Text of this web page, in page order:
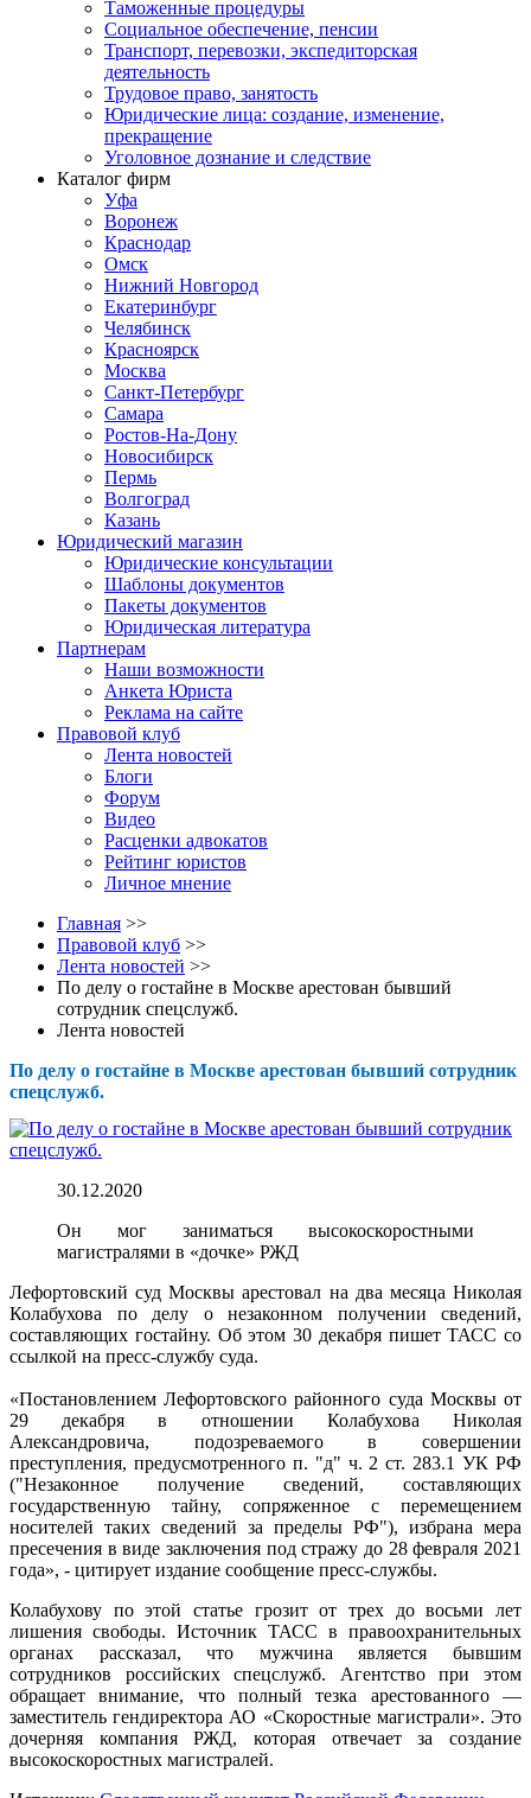
Таможенные процедуры
Социальное обеспечение, пенсии
Транспорт, перевозки, экспедиторская
деятельность
Трудовое право, занятость
Юридические лица: создание, изменение,
прекращение
Уголовное дознание и следствие
Каталог фирм
Уфа
Воронеж
Краснодар
Омск
Нижний Новгород
Екатеринбург
Челябинск
Красноярск
Москва
Санкт-Петербург
Самара
Ростов-На-Дону
Новосибирск
Пермь
Волгоград
Казань
Юридический магазин
Юридические консультации
Шаблоны документов
Пакеты документов
Юридическая литература
Партнерам
Наши возможности
Анкета Юриста
Реклама на сайте
Правовой клуб
Лента новостей
Блоги
Форум
Видео
Расценки адвокатов
Рейтинг юристов
Личное мнение
Главная >>
Правовой клуб >>
Лента новостей >>
По делу о гостайне в Москве арестован бывший
сотрудник спецслужб.
Лента новостей
По делу о гостайне в Москве арестован бывший сотрудник
спецслужб.
30.12.2020
Он мог заниматься высокоскоростными
магистралями в «дочке» РЖД
Лефортовский суд Москвы арестовал на два месяца Николая
Колабухова по делу о незаконном получении сведений,
составляющих гостайну. Об этом 30 декабря пишет ТАСС со
ссылкой на пресс-службу суда.
«Постановлением Лефортовского районного суда Москвы от
29 декабря в отношении Колабухова Николая
Александровича, подозреваемого в совершении
преступления, предусмотренного п. "д" ч. 2 ст. 283.1 УК РФ
("Незаконное получение сведений, составляющих
государственную тайну, сопряженное с перемещением
носителей таких сведений за пределы РФ"), избрана мера
пресечения в виде заключения под стражу до 28 февраля 2021
года», - цитирует издание сообщение пресс-службы.
Колабухову по этой статье грозит от трех до восьми лет
лишения свободы. Источник ТАСС в правоохранительных
органах рассказал, что мужчина является бывшим
сотрудников российских спецслужб. Агентство при этом
обращает внимание, что полный тезка арестованного —
заместитель гендиректора АО «Скоростные магистрали». Это
дочерняя компания РЖД, которая отвечает за создание
высокоскоростных магистралей.